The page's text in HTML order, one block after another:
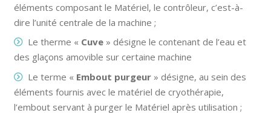
éléments composant le Matériel, le contrôleur, c’est-à-
dire l’unité centrale de la machine ;
Le therme « Cuve» désigne le contenant de l’eau et
des glaçons amovible sur certaine machine
Le terme « Embout purgeur» désigne, au sein des
éléments fournis avec le matériel de cryothérapie,
l’embout servant à purger le Matériel après utilisation ;